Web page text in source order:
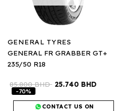
GENERAL TYRES
GENERAL FR GRABBER GT+
235/50 R18
85.800BHD 25.740 BHD
-70%
CONTACT US ON